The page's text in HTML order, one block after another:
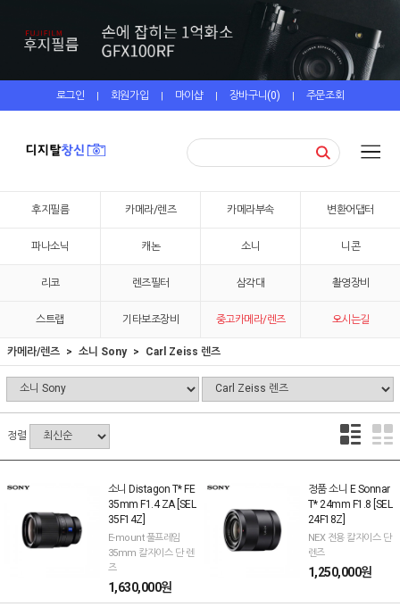
로그인 | 회원가입 | 마이샵 | 장바구니(0) | 주문조회
후지필름 카메라/렌즈 카메라부속 변환어댑터
파나소닉 캐논 소니 니콘
리코 렌즈필터 삼각대 촬영장비
스트랩 기타보조장비 중고카메라/렌즈 오시는길
카메라/렌즈 소니 Sony Carl Zeiss 렌즈
정렬
소니 Distagon T* FE
35mm F1.4 ZA [SEL
35F14Z]
E-mount 풀프레임
35mm 칼자이스 단 렌
즈
1,630,000원
정품 소니 E Sonnar
T* 24mm F1.8 [SEL
24F18Z]
NEX 전용 칼자이스 단
렌즈
1,250,000원